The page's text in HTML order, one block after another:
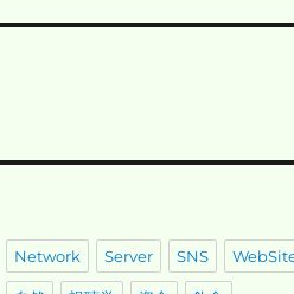
Network Server SNS